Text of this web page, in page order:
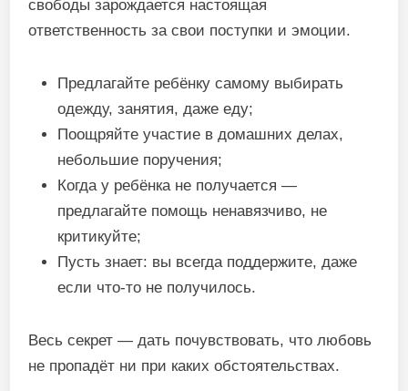
свободы зарождается настоящая
ответственность за свои поступки и эмоции.
Предлагайте ребёнку самому выбирать
одежду, занятия, даже еду;
Поощряйте участие в домашних делах,
небольшие поручения;
Когда у ребёнка не получается —
предлагайте помощь ненавязчиво, не
критикуйте;
Пусть знает: вы всегда поддержите, даже
если что-то не получилось.
Весь секрет — дать почувствовать, что любовь
не пропадёт ни при каких обстоятельствах.